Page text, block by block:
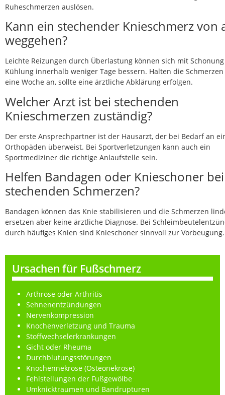
Ruheschmerzen auslösen.
Kann ein stechender Knieschmerz von
weggehen?
Leichte Reizungen durch Überlastung können sich mit
Kühlung innerhalb weniger Tage bessern. Halten die
eine Woche an, sollte eine ärztliche Abklärung erfolgen.
Welcher Arzt ist bei stechenden
Knieschmerzen zuständig?
Der erste Ansprechpartner ist der Hausarzt, der bei Bedarf an
Orthopäden überweist. Bei Sportverletzungen kann auch ein
Sportmediziner die richtige Anlaufstelle sein.
Helfen Bandagen oder Knieschoner bei
stechenden Schmerzen?
Bandagen können das Knie stabilisieren und die Schmerzen
ersetzen aber keine ärztliche Diagnose. Bei
durch häufiges Knien sind Knieschoner sinnvoll zur Vorbeugung.
Ursachen für Fußschmerz
Arthrose oder Arthritis
Sehnenentzündungen
Nervenkompression
Knochenverletzung und Trauma
Stoffwechselerkrankungen
Gicht oder Rheuma
Durchblutungsstörungen
Knochennekrose (Osteonekrose)
Fehlstellungen der Fußgewölbe
Umknicktraumen und Bandrupturen